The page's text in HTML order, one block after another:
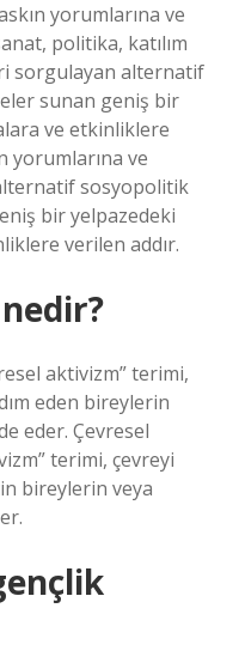
yorumlarına ve
politika, katılım
sorgulayan alternatif
sunan geniş bir
ve etkinliklere
yorumlarına ve
sosyopolitik
bir yelpazedeki
verilen addır.
aktivizm” terimi,
eden bireylerin
eder. Çevresel
terimi, çevreyi
bireylerin veya